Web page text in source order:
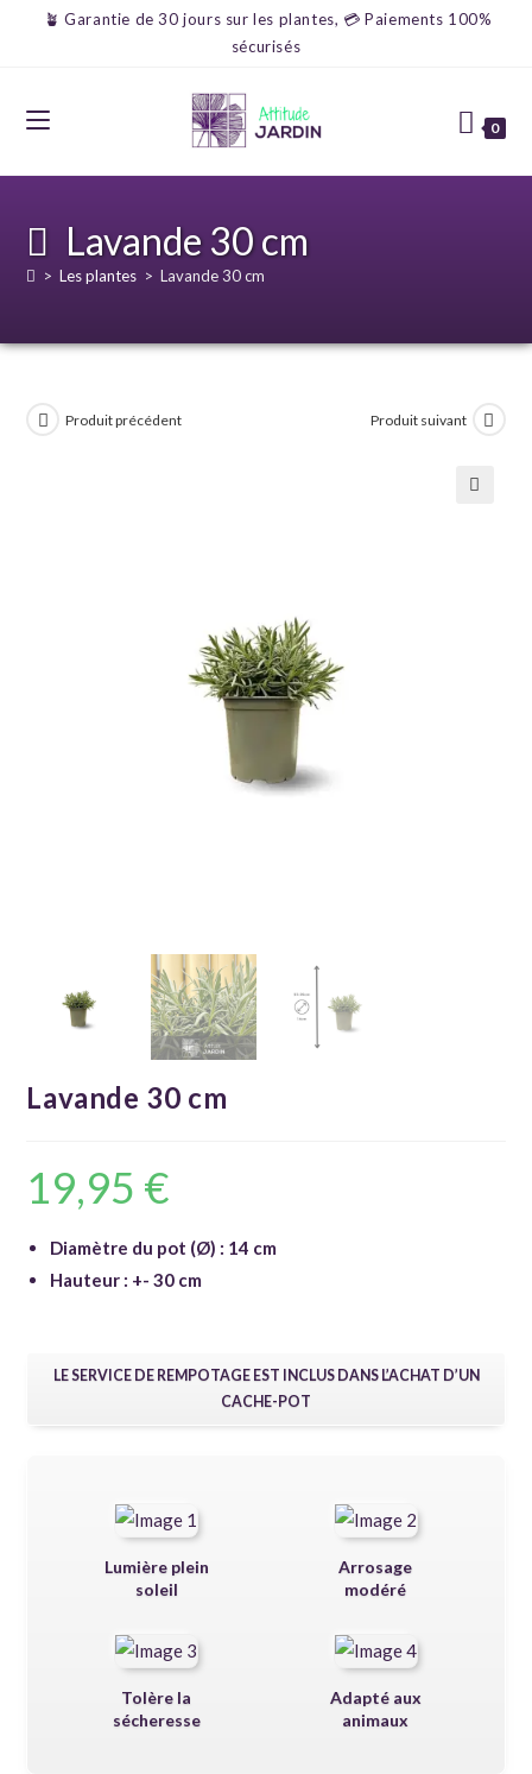
🪴 Garantie de 30 jours sur les plantes, 💳 Paiements 100%
sécurisés
0
Lavande 30 cm
> Les plantes > Lavande 30 cm
Produit précédent Produit suivant
Lavande 30 cm
19,95 €
Diamètre du pot (Ø) : 14 cm
Hauteur : +- 30 cm
LE SERVICE DE REMPOTAGE EST INCLUS DANS L’ACHAT D’UN
CACHE-POT
Lumière plein
soleil
Arrosage
modéré
Tolère la
sécheresse
Adapté aux
animaux